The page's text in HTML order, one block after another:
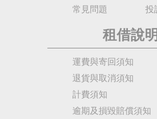
常見問題 投
租借說明
運費與寄回須知
退貨與取消須知
計費須知
逾期及損毀賠償須知